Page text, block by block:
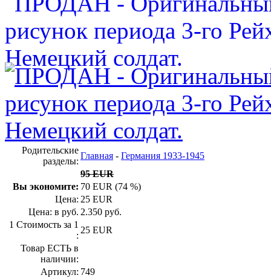
Родительские
разделы:
Главная - Германия 1933-1945
95 EUR
Вы экономите: 70 EUR (74 %)
Цена: 25 EUR
Цена: в руб. 2.350 руб.
1 Стоимость за 1
:
25 EUR
Товар ЕСТЬ в
наличии:
Артикул: 749